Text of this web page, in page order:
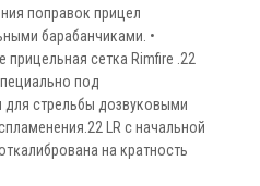
поправок прицел
барабанчиками. •
прицельная сетка Rimfire .22
под
стрельбы дозвуковыми
LR с начальной
на кратность